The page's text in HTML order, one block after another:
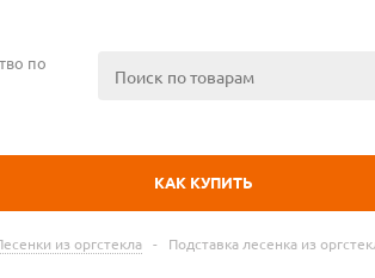
по
КАК КУПИТЬ
из оргстекла - Подставка лесенка из